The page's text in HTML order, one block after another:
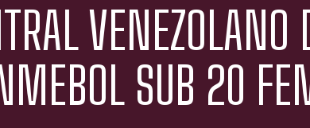
VENEZOLANO
SUB 20